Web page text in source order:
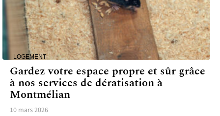
LOGEMENT
Gardez votre espace propre et sûr grâce
à nos services de dératisation à
Montmélian
10 mars 2026